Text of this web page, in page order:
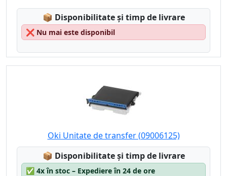
📦 Lagerstatus:
Disponibilitate și timp de livrare
❌ Nu mai este disponibil
Oki Unitate de transfer (09006125)
📦 Lagerstatus:
Disponibilitate și timp de livrare
✅ 4x în stoc – Expediere în 24 de ore